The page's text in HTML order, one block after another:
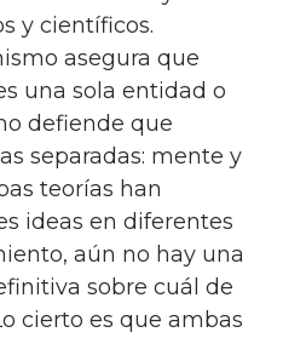
y científicos.
asegura que
una sola entidad o
defiende que
separadas: mente y
teorías han
ideas en diferentes
aún no hay una
sobre cuál de
cierto es que ambas